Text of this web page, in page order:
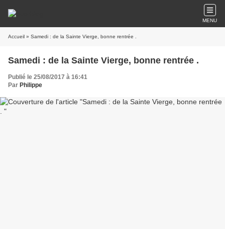
MENU
Accueil » Samedi : de la Sainte Vierge, bonne rentrée .
Samedi : de la Sainte Vierge, bonne rentrée .
Publié le 25/08/2017 à 16:41
Par Philippe